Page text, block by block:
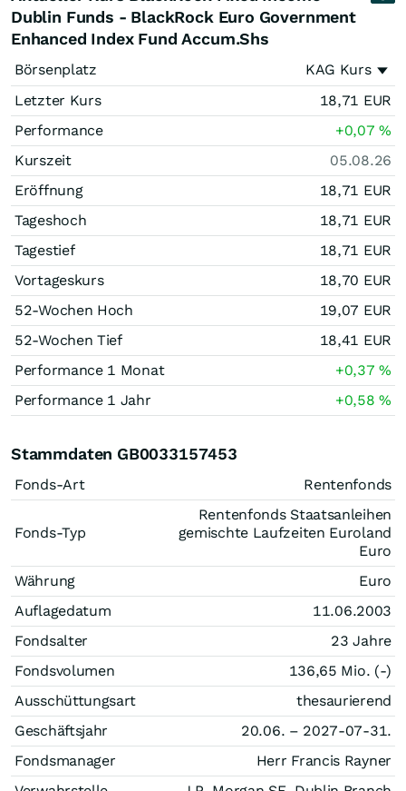
Dublin Funds - BlackRock Euro Government
Enhanced Index Fund Accum.Shs
Börsenplatz
KAG Kurs
Letzter Kurs
18,71 EUR
Performance
+0,07%
Kurszeit
05.08.26
Eröffnung
18,71 EUR
Tageshoch
18,71 EUR
Tagestief
18,71 EUR
Vortageskurs
18,70 EUR
52-Wochen Hoch
19,07 EUR
52-Wochen Tief
18,41 EUR
Performance 1 Monat
+0,37%
Performance 1 Jahr
+0,58%
Stammdaten GB0033157453
Fonds-Art Rentenfonds
Fonds-Typ
Rentenfonds Staatsanleihen
gemischte Laufzeiten Euroland
Euro
Währung
Euro
Auflagedatum
11.06.2003
Fondsalter
23 Jahre
Fondsvolumen
136,65 Mio. (-)
Ausschüttungsart
thesaurierend
Geschäftsjahr
20.06. – 2027-07-31.
Fondsmanager
Herr Francis Rayner